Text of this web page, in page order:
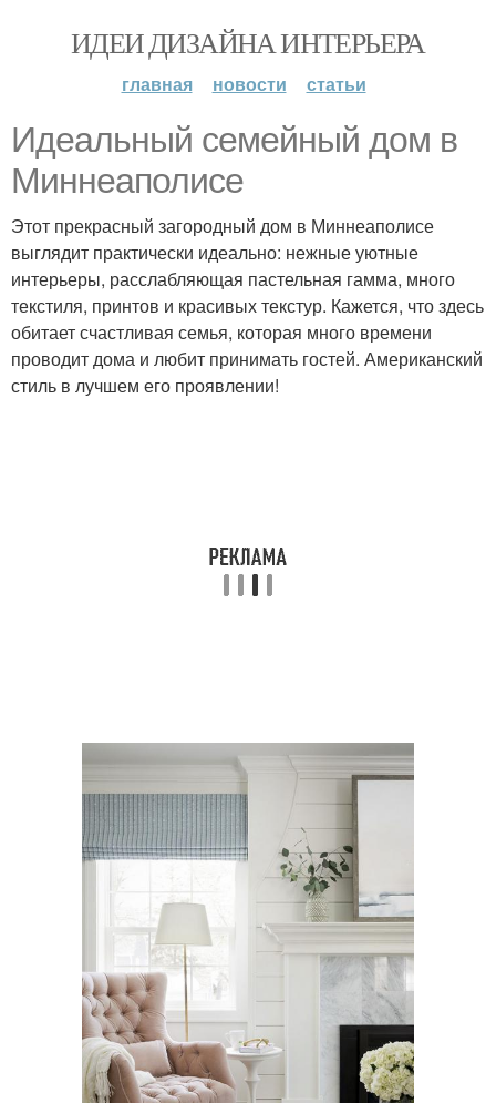
ИДЕИ ДИЗАЙНА ИНТЕРЬЕРА
главная новости статьи
Идеальный семейный дом в
Миннеаполисе
Этот прекрасный загородный дом в Миннеаполисе
выглядит практически идеально: нежные уютные
интерьеры, расслабляющая пастельная гамма, много
текстиля, принтов и красивых текстур. Кажется, что здесь
обитает счастливая семья, которая много времени
проводит дома и любит принимать гостей. Американский
стиль в лучшем его проявлении!